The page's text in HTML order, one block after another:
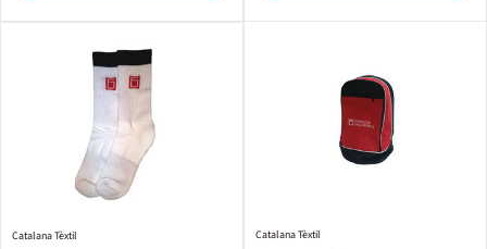
Catalana Tèxtil Catalana Tèxtil